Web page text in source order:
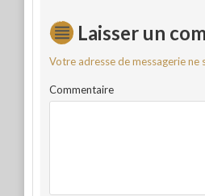
Laisser un
Votre adresse de messagerie ne
Commentaire